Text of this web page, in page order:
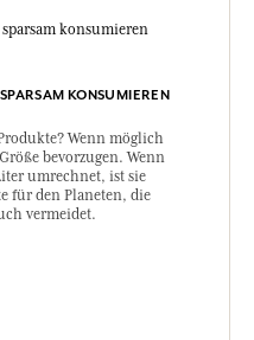
KONSUMIEREN
Wenn möglich
bevorzugen. Wenn
umrechnet, ist sie
für den Planeten, die
vermeidet.